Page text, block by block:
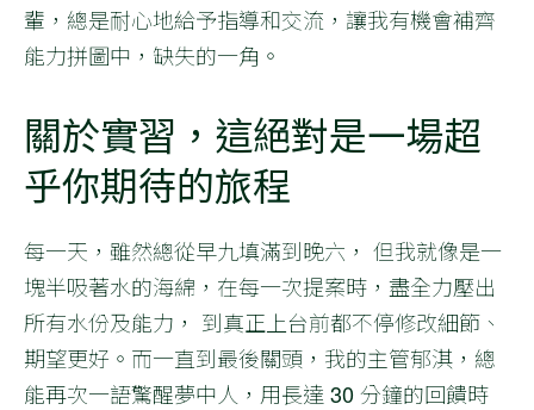
輩，總是耐心地給予指導和交流，讓我有機會補齊
能力拼圖中，缺失的一角。
關於實習，這絕對是一場超
乎你期待的旅程
每一天，雖然總從早九填滿到晚六， 但我就像是一
塊半吸著水的海綿，在每一次提案時，盡全力壓出
所有水份及能力， 到真正上台前都不停修改細節、
期望更好。而一直到最後關頭，我的主管郁淇，總
能再次一語驚醒夢中人，用長達 30 分鐘的回饋時